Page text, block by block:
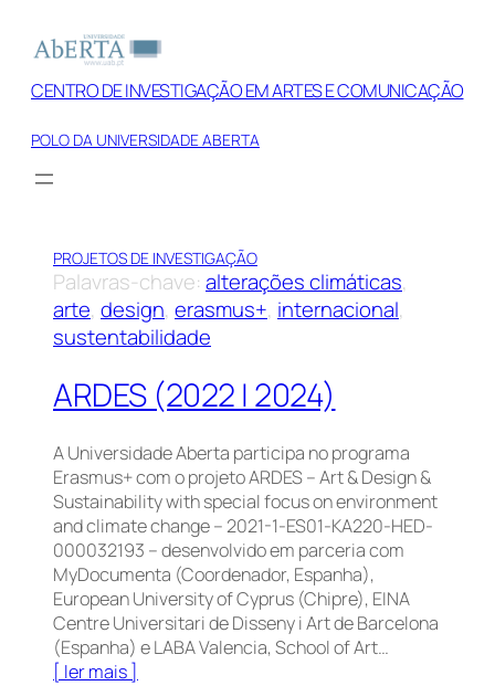
para
conteúdo
CENTRO DE INVESTIGAÇÃO EM ARTES E COMUNICAÇÃO
POLO DA UNIVERSIDADE ABERTA
PROJETOS DE INVESTIGAÇÃO
Palavras-chave: alterações climáticas
arte, design, erasmus+, internacional
sustentabilidade
ARDES (2022 | 2024)
A Universidade Aberta participa no programa
Erasmus+ com o projeto ARDES – Art & Design &
Sustainability with special focus on environment
and climate change – 2021-1-ES01-KA220-HED-
000032193 – desenvolvido em parceria com
MyDocumenta (Coordenador, Espanha),
European University of Cyprus (Chipre), EINA
Centre Universitari de Disseny i Art de Barcelona
(Espanha) e LABA Valencia, School of Art…
[ ler mais ]